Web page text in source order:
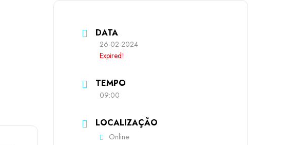
DATA
26-02-2024
Expired!
TEMPO
09:00
LOCALIZAÇÃO
Online